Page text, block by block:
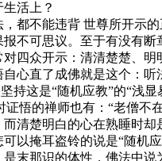
活上？
不能违背 世尊所开示的
不可思议。至于有没有
众开示：清清楚楚、明
心直了成佛就是这个：
持这是“随机应教”的“
证悟的禅师也有：“老僧
楚明白的心在熟睡时却
以掩耳盗铃的说是“随机
那识的体性，佛法中说